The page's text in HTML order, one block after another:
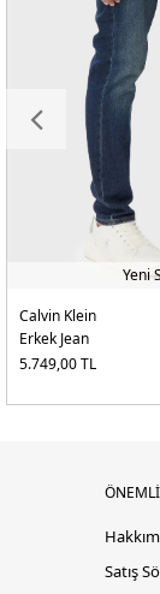
Yeni
Calvin Klein
Erkek Jean
5.749,00TL
Satış